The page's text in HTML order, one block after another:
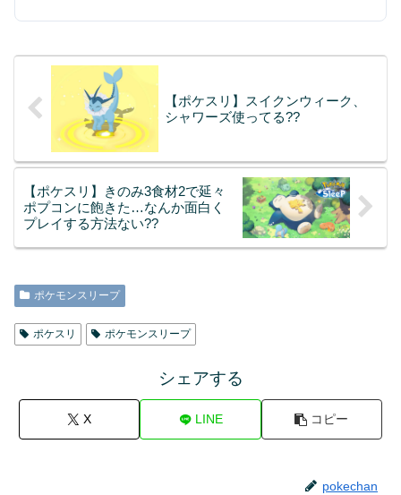
【ポケスリ】スイクンウィーク、
シャワーズ使ってる??
【ポケスリ】きのみ3食材2で延々
ポプコンに飽きた…なんか面白く
プレイする方法ない??
ポケモンスリープ
ポケスリ ポケモンスリープ
シェアする
X LINE コピー
pokechan